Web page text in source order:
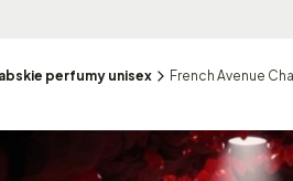
perfumy unisex French Avenue